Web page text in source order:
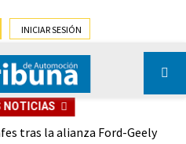
INICIAR SESIÓN
NOTICIAS
tras la alianza Ford-Geely